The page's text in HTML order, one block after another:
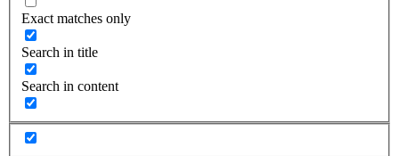
Exact matches only
Search in title
Search in content